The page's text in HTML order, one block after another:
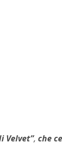
Velvet”, che